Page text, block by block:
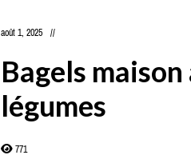
août 1, 2025
Bagels maison
légumes
771